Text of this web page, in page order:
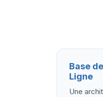
Base
Ligne
Une